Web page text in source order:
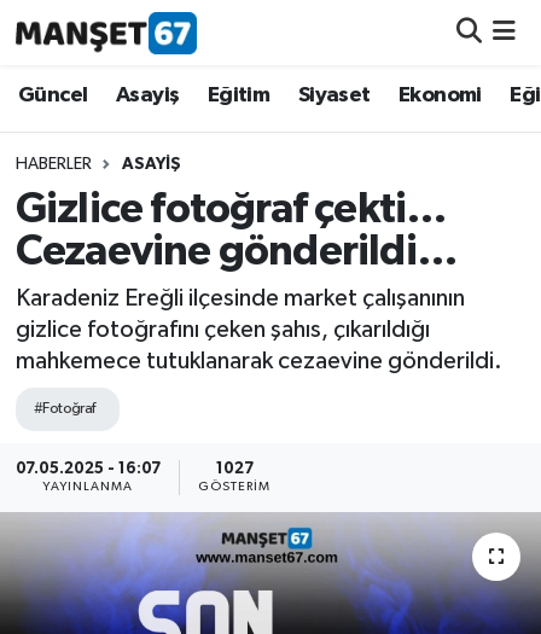
Güncel Asayiş Eğitim Siyaset Ekonomi
HABERLER ASAYIŞ
Gizlice fotoğraf çekti…
Cezaevine gönderildi…
Karadeniz Ereğli ilçesinde market çalışanının
gizlice fotoğrafını çeken şahıs, çıkarıldığı
mahkemece tutuklanarak cezaevine gönderildi.
#Fotoğraf
07.05.2025 - 16:07
YAYINLANMA
1027
GÖSTERIM
Güncel
Asayiş
Siyaset
Eğitim
Ekonomi
Kültür-Sanat
Medya